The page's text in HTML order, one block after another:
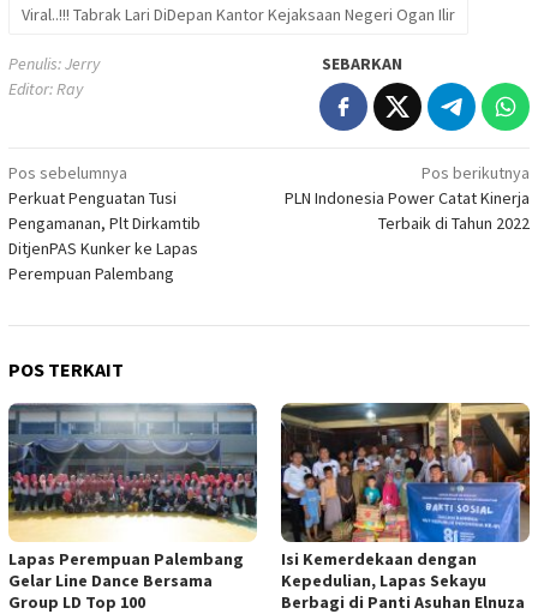
Viral..!!! Tabrak Lari DiDepan Kantor Kejaksaan Negeri Ogan Ilir
Penulis: Jerry
Editor: Ray
SEBARKAN
Navigasi
pos
Pos sebelumnya
Perkuat Penguatan Tusi
Pengamanan, Plt Dirkamtib
DitjenPAS Kunker ke Lapas
Perempuan Palembang
Pos berikutnya
PLN Indonesia Power Catat Kinerja
Terbaik di Tahun 2022
POS TERKAIT
Lapas Perempuan Palembang
Gelar Line Dance Bersama
Group LD Top 100
Isi Kemerdekaan dengan
Kepedulian, Lapas Sekayu
Berbagi di Panti Asuhan Elnuza